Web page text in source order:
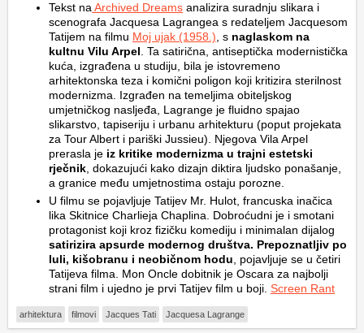
Tekst na Archived Dreams analizira suradnju slikara i
scenografa Jacquesa Lagrangea s redateljem Jacquesom
Tatijem na filmu Moj ujak (1958.) , s naglaskom na
kultnu Vilu Arpel . Ta satirična, antiseptička modernistička
kuća, izgrađena u studiju, bila je istovremeno
arhitektonska teza i komični poligon koji kritizira sterilnost
modernizma. Izgrađen na temeljima obiteljskog
umjetničkog nasljeđa, Lagrange je fluidno spajao
slikarstvo, tapiseriju i urbanu arhitekturu (poput projekata
za Tour Albert i pariški Jussieu). Njegova Vila Arpel
prerasla je iz kritike modernizma u trajni estetski
rječnik , dokazujući kako dizajn diktira ljudsko ponašanje,
a granice među umjetnostima ostaju porozne.
U filmu se pojavljuje Tatijev Mr. Hulot, francuska inačica
lika Skitnice Charlieja Chaplina. Dobroćudni je i smotani
protagonist koji kroz fizičku komediju i minimalan dijalog
satirizira apsurde modernog društva. Prepoznatljiv po
luli, kišobranu i neobičnom hodu , pojavljuje se u četiri
Tatijeva filma. Mon Oncle dobitnik je Oscara za najbolji
strani film i ujedno je prvi Tatijev film u boji. Screen Rant
arhitektura filmovi Jacques Tati Jacquesa Lagrange